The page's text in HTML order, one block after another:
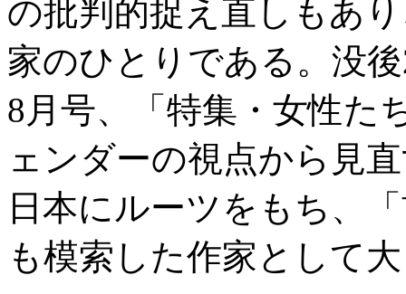
の批判的捉え直しもあ
家のひとりである。没
8月号、「特集・女性た
ェンダーの視点から見
日本にルーツをもち、
も模索した作家として